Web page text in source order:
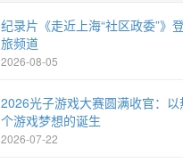
纪录片《走近上海“社区政委”》
旅频道
2026-08-05
2026光子游戏大赛圆满收官：
个游戏梦想的诞生
2026-07-22